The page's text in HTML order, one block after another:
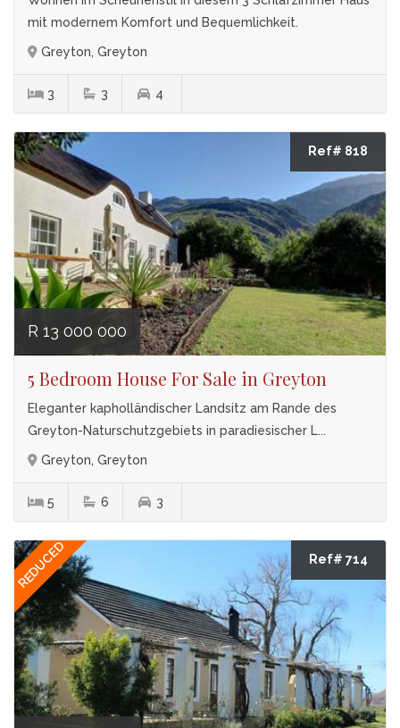
mit modernem Komfort und Bequemlichkeit.
Greyton, Greyton
3 3 4
Ref# 818
R 13 000 000
5 Bedroom House For Sale in Greyton
Eleganter kapholländischer Landsitz am Rande des
Greyton-Naturschutzgebiets in paradiesischer L...
Greyton, Greyton
5 6 3
REDUCED Ref# 714